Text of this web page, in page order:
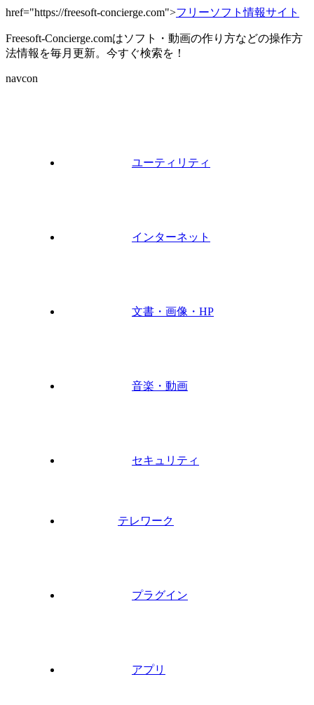
href="https://freesoft-concierge.com">フリーソフト情報サイト
Freesoft-Concierge.comはソフト・動画の作り方などの操作方
法情報を毎月更新。今すぐ検索を！
navcon
ユーティリティ
インターネット
文書・画像・HP
音楽・動画
セキュリティ
テレワーク
プラグイン
アプリ